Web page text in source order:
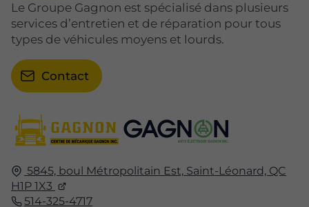
5845, boul Métropolitain Est, Saint-Léonard, QC
H1P 1X3
514-325-4717
Le Groupe Gagnon est spécialisé dans plusieurs
services d’entretien et de réparation pour tous
types de véhicules moyens et lourds.
Contact